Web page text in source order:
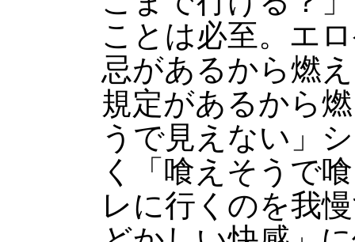
ことは必至。エ
忌があるから燃
規定があるから
うで見えない」
く「喰えそうで
レに行くのを我